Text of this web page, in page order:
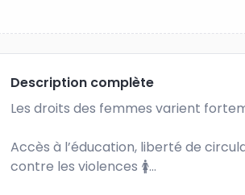
Description complète
Les droits des femmes varient
Accès à l’éducation, liberté de
contre les violences 🚺…